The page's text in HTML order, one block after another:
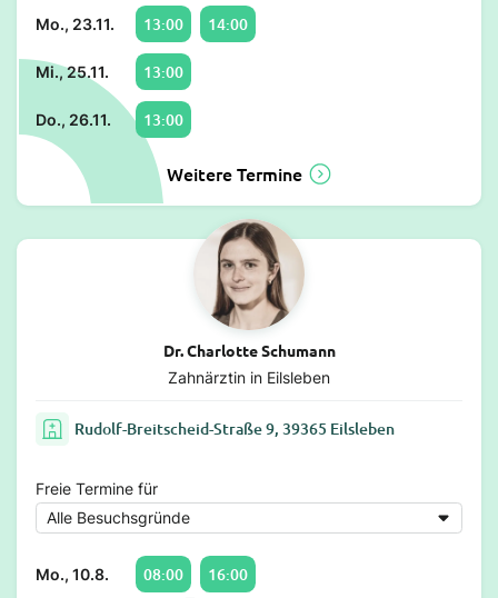
Mo., 23.11. 13:00 14:00
Mi., 25.11. 13:00
Do., 26.11. 13:00
Weitere Termine
Dr. Charlotte Schumann
Zahnärztin in Eilsleben
Rudolf-Breitscheid-Straße 9, 39365 Eilsleben
Freie Termine für
Mo., 10.8. 08:00 16:00